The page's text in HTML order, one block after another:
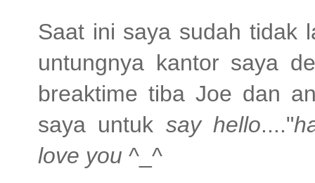
Saat ini saya sudah tidak
untungnya kantor saya
breaktime tiba Joe dan
saya untuk say hello...."
love you ^_^